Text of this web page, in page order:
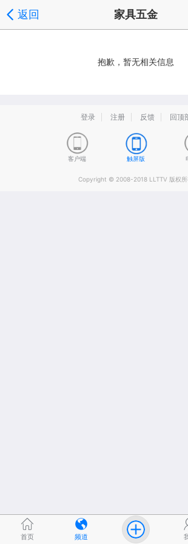
返回 家具五金
抱歉，暂无相关信息
登录 注册 反馈 回顶
客户端 触屏版
Copyright © 2008-2018 LLTTV 版权所
首页 频道